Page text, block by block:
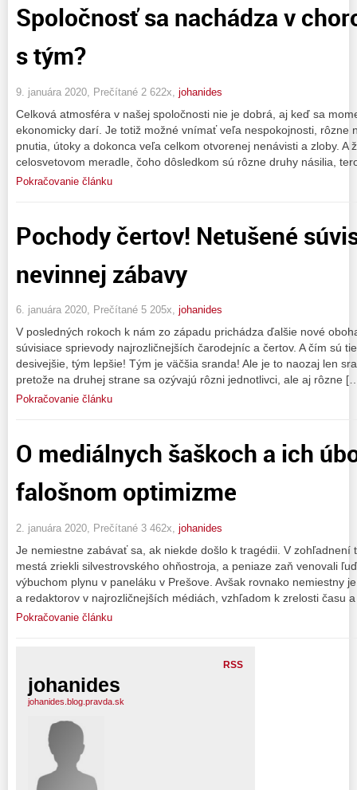
Spoločnosť sa nachádza v
s tým?
9. januára 2020, Prečítané 2 622x, johanides
Celková atmosféra v našej spoločnosti nie je dobrá, aj keď sa
ekonomicky darí. Je totiž možné vnímať veľa nespokojnosti, rôzne
pnutia, útoky a dokonca veľa celkom otvorenej nenávisti a zloby. A
celosvetovom meradle, čoho dôsledkom sú rôzne druhy násilia,
Pokračovanie článku
Pochody čertov! Netušené
nevinnej zábavy
6. januára 2020, Prečítané 5 205x, johanides
V posledných rokoch k nám zo západu prichádza ďalšie nové
súvisiace sprievody najrozličnejších čarodejníc a čertov. A čím sú
desivejšie, tým lepšie! Tým je väčšia sranda! Ale je to naozaj len
pretože na druhej strane sa ozývajú rôzni jednotlivci, ale aj rôzne
Pokračovanie článku
O mediálnych šaškoch a ich
falošnom optimizme
2. januára 2020, Prečítané 3 462x, johanides
Je nemiestne zabávať sa, ak niekde došlo k tragédii. V zohľadnení
mestá zriekli silvestrovského ohňostroja, a peniaze zaň venovali
výbuchom plynu v paneláku v Prešove. Avšak rovnako nemiestny
a redaktorov v najrozličnejších médiách, vzhľadom k zrelosti času
Pokračovanie článku
RSS
johanides
johanides.blog.pravda.sk